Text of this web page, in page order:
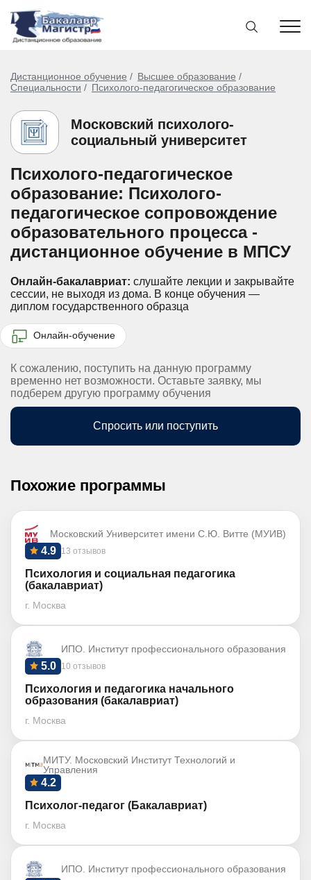
Дистанционное обучение
Высшее образование
Специальности
Психолого-педагогическое образование
Московский психолого-
социальный университет
Психолого-педагогическое
образование: Психолого-
педагогическое сопровождение
образовательного процесса -
дистанционное обучение в МПСУ
Онлайн-бакалавриат: слушайте лекции и закрывайте
сессии, не выходя из дома. В конце обучения —
диплом государственного образца
Онлайн-обучение
К сожалению, поступить на данную программу
временно нет возможности. Оставьте заявку, мы
подберем другую программу обучения
Спросить или поступить
Похожие программы
Московский Университет имени С.Ю. Витте (МУИВ)
13 отзывов
4.9
Психология и социальная педагогика
(бакалавриат)
г. Москва
ИПО. Институт профессионального образования
10 отзывов
5.0
Психология и педагогика начального
образования (бакалавриат)
г. Москва
МИТУ. Московский Институт Технологий и
Управления
4.2
Психолог-педагог (Бакалавриат)
г. Москва
ИПО. Институт профессионального образования